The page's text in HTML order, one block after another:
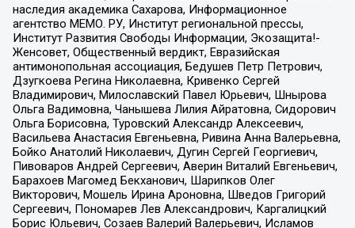
наследия академика Сахарова, Информационное
агентство МЕМО. РУ, Институт региональной прессы,
Институт Развития Свободы Информации, Экозащита!-
Женсовет, Общественный вердикт, Евразийская
антимонопольная ассоциация, Бедушев Петр Петрович,
Дзугкоева Регина Николаевна, Кривенко Сергей
Владимирович, Милославский Павел Юрьевич, Шнырова
Ольга Вадимовна, Чанышева Лилия Айратовна, Сидорович
Ольга Борисовна, Туровский Александр Алексеевич,
Васильева Анастасия Евгеньевна, Ривина Анна Валерьевна,
Бойко Анатолий Николаевич, Дугин Сергей Георгиевич,
Пивоваров Андрей Сергеевич, Аверин Виталий Евгеньевич,
Барахоев Магомед Бекханович, Шарипков Олег
Викторович, Мошель Ирина Ароновна, Шведов Григорий
Сергеевич, Пономарев Лев Александрович, Каргалицкий
Борис Юльевич, Созаев Валерий Валерьевич, Исламов